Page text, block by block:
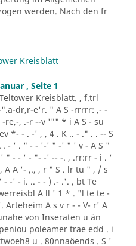
werden. Nach den fr
Kreisblatt
, Seite 1
Kreisblatt. , f.trl
dr,r-e'r. " A S -rrrrr: ,- -
-re,-, .-r --v '"" * i A S - su
*- - . -' , , 4 . K .. - ." . . -- S
. - ' . " - - '-' " -' " ' v - A S "
' " - - ' - "- -' -- -. , .rr:rr - i . '
A A '- ,., , r " S . lr tu " , / s
- -' - i. .. - - ) .- .'. , bt Te
A ll ' 1 * . "l te te -
Arteheim A s v r - - V- r' A
von Inseraten u än
poleamer trae edd . i
u . 80nnaöends . S '